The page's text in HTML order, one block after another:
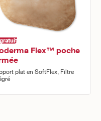
Flex™ poche
plat en SoftFlex, Filtre